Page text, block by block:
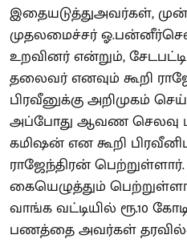
இதையடுத்துஅவர்கள்,
முதலமைச்சர்
உறவினர் என்றும்,
தலைவர் எனவும் கூறி
பிரவீனுக்கு அறிமுகம்
அப்போது ஆவண செலவு
கமிஷன் என கூறி
ராஜேந்திரன்
கையெழுத்தும்
வாங்க வட்டியில் ரூ.10
பணத்தை அவர்கள்